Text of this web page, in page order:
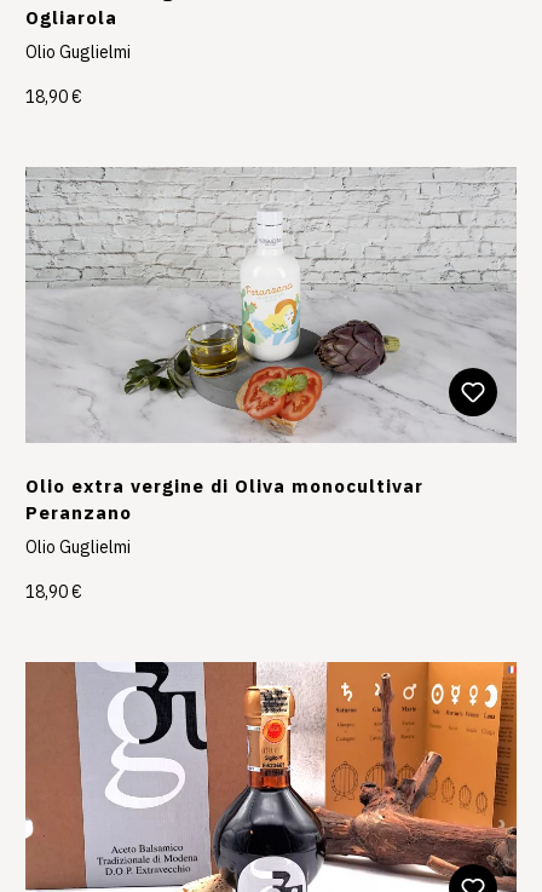
Ogliarola
Olio Guglielmi
18,90 €
Olio extra vergine di Oliva monocultivar
Peranzano
Olio Guglielmi
18,90 €